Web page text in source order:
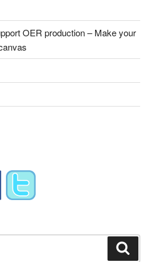
OER production – Make your